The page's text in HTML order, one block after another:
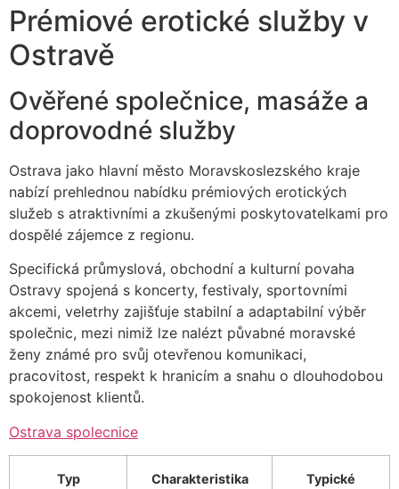
Prémiové erotické služby v
Ostravě
Ověřené společnice, masáže a
doprovodné služby
Ostrava jako hlavní město Moravskoslezského kraje
nabízí prehlednou nabídku prémiových erotických
služeb s atraktivními a zkušenými poskytovatelkami pro
dospělé zájemce z regionu.
Specifická průmyslová, obchodní a kulturní povaha
Ostravy spojená s koncerty, festivaly, sportovními
akcemi, veletrhy zajišťuje stabilní a adaptabilní výběr
společnic, mezi nimiž lze nalézt půvabné moravské
ženy známé pro svůj otevřenou komunikaci,
pracovitost, respekt k hranicím a snahu o dlouhodobou
spokojenost klientů.
Ostrava spolecnice
Typ
Charakteristika
Typické